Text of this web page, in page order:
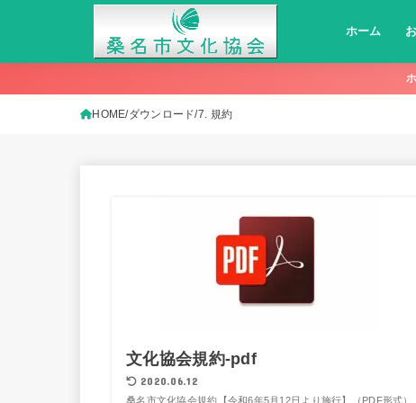
ホーム
HOME ダウンロード 7. 規約
文化協会規約-pdf
2020.06.12
桑名市文化協会規約【令和6年5月12日より施行】（PDF形式）